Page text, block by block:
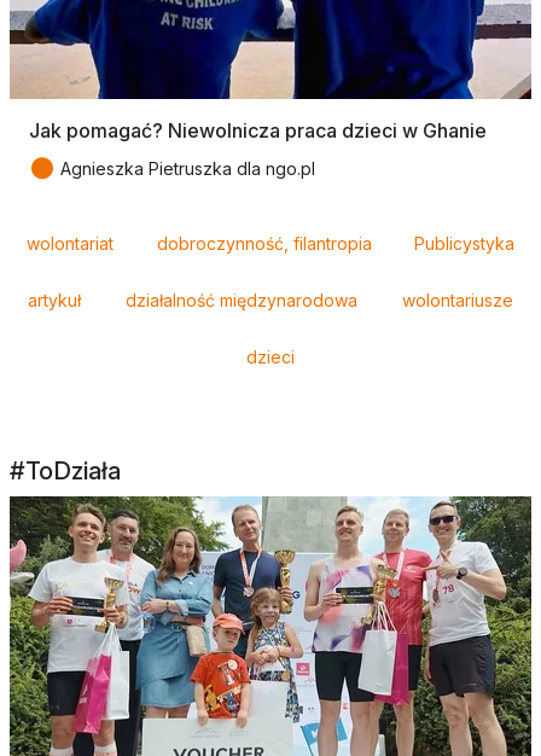
Jak pomagać? Niewolnicza praca dzieci w Ghanie
● Agnieszka Pietruszka dla ngo.pl
wolontariat dobroczynność, filantropia Publicystyka
artykuł działalność międzynarodowa wolontariusze
dzieci
#ToDziała